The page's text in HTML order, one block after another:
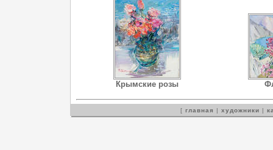
Крымские розы
[ главная | художники |